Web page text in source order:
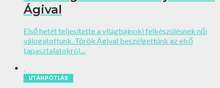
Ágival
Első hetét teljesítette a világbajnoki felkészülésnek női
válogatottunk. Török Ágival beszélgettünk az első
tapasztalatokról....
UTÁNPÓTLÁS